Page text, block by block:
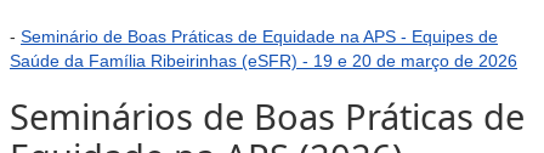
- Seminário de Boas Práticas de Equidade na APS - Equipes de
Saúde da Família Ribeirinhas (eSFR) - 19 e 20 de março de 2026
Seminários de Boas Práticas de